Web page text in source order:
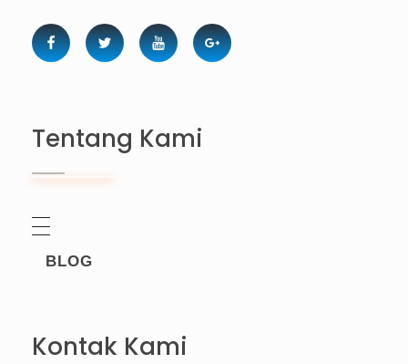
Tentang Kami
BLOG
Kontak Kami